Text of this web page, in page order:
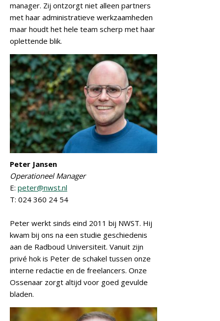
manager. Zij ontzorgt niet alleen partners
met haar administratieve werkzaamheden
maar houdt het hele team scherp met haar
oplettende blik.
Peter Jansen
Operationeel Manager
E: peter@nwst.nl
T: 024 360 24 54
Peter werkt sinds eind 2011 bij NWST. Hij
kwam bij ons na een studie geschiedenis
aan de Radboud Universiteit. Vanuit zijn
privé hok is Peter de schakel tussen onze
interne redactie en de freelancers. Onze
Ossenaar zorgt altijd voor goed gevulde
bladen.